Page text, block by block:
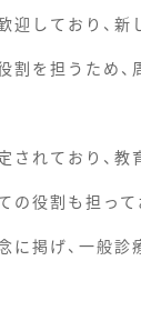
しており、
を担うため
れており、
役割も担っ
掲げ、一般